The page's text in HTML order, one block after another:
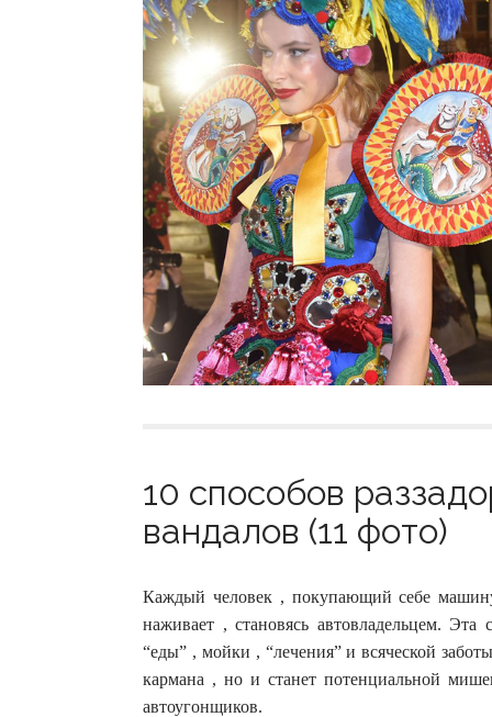
10 способов
вандалов (11 фото)
Каждый человек , покупающий себе
наживает , становясь автовладельцем. Эта
“еды” , мойки , “лечения” и всяческой
кармана , но и станет потенциальной
автоугонщиков.